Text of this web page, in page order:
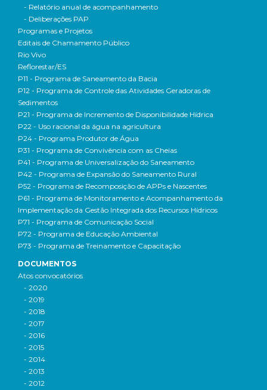
- Relatório anual de acompanhamento
- Deliberações PAP
Programas e Projetos
Editais de Chamamento Público
Rio Vivo
Reflorestar/ES
P11 - Programa de Saneamento da Bacia
P12 - Programa de Controle das Atividades Geradoras de
Sedimentos
P21 - Programa de Incremento de Disponibilidade Hídrica
P22 - Uso racional da água na agricultura
P24 - Programa Produtor de Água
P31 - Programa de Convivência com as Cheias
P41 - Programa de Universalização do Saneamento
P42 - Programa de Expansão do Saneamento Rural
P52 - Programa de Recomposição de APPs e Nascentes
P61 - Programa de Monitoramento e Acompanhamento da
Implementação da Gestão Integrada dos Recursos Hídricos
P71 - Programa de Comunicação Social
P72 - Programa de Educação Ambiental
P73 - Programa de Treinamento e Capacitação
DOCUMENTOS
Atos convocatórios
- 2020
- 2019
- 2018
- 2017
- 2016
- 2015
- 2014
- 2013
- 2012